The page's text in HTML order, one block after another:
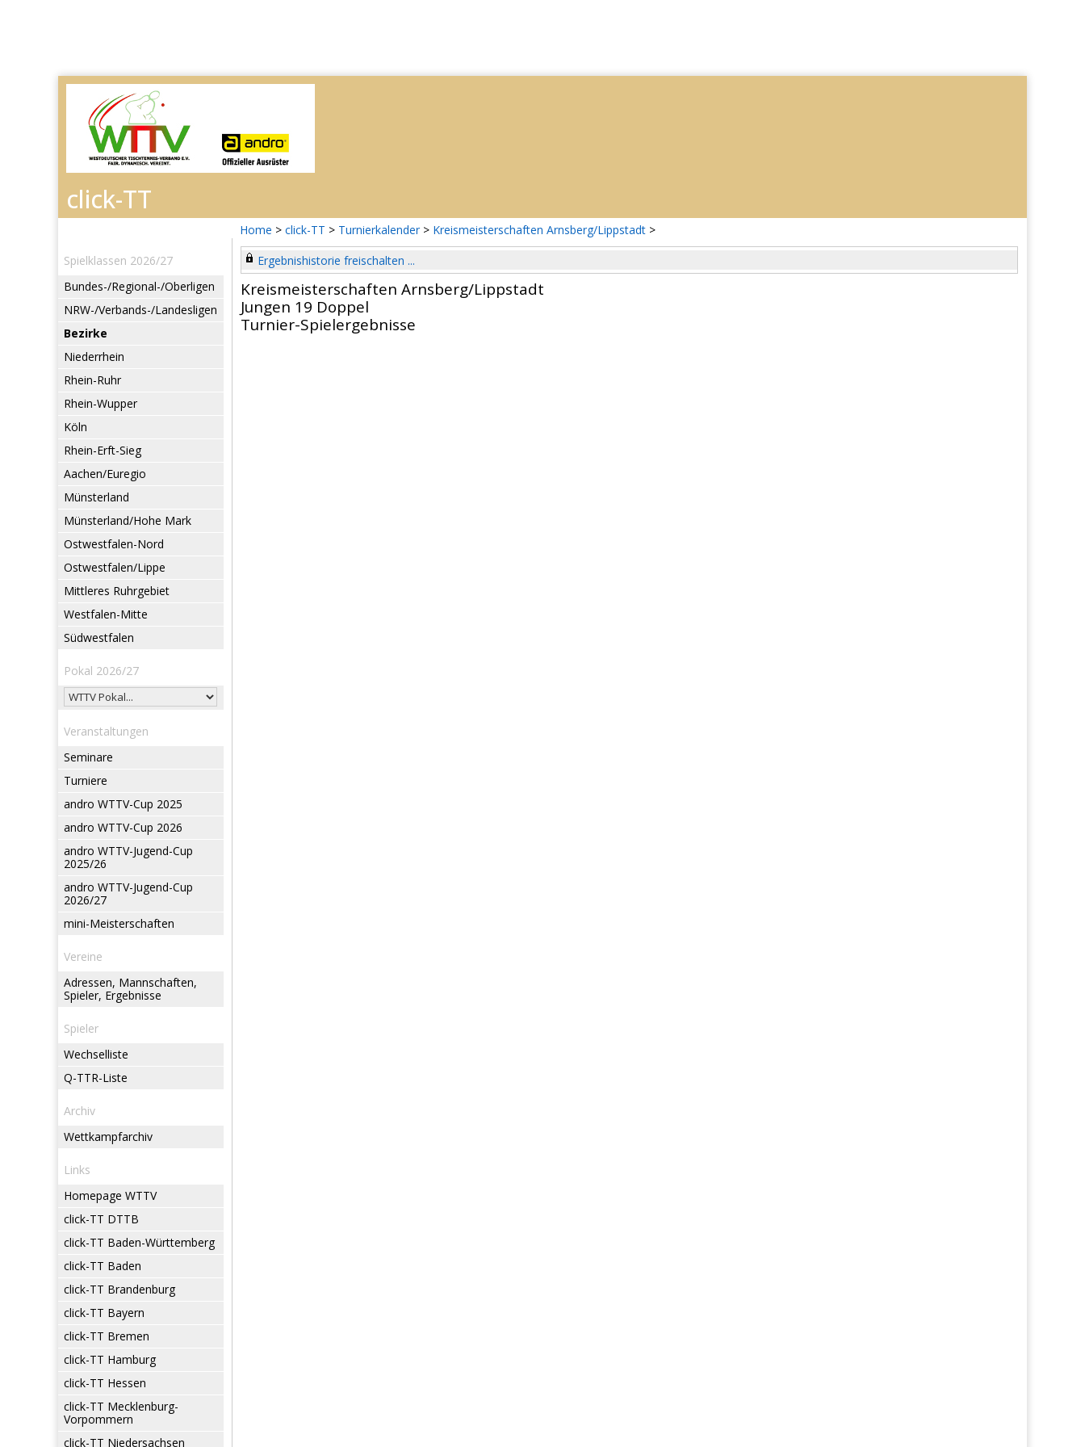
Home > click-TT > Turnierkalender > Kreismeisterschaften Arnsberg/Lippstadt >
Spielklassen 2026/27
Bundes-/Regional-/Oberligen
NRW-/Verbands-/Landesligen
Bezirke
Niederrhein
Rhein-Ruhr
Rhein-Wupper
Köln
Rhein-Erft-Sieg
Aachen/Euregio
Münsterland
Münsterland/Hohe Mark
Ostwestfalen-Nord
Ostwestfalen/Lippe
Mittleres Ruhrgebiet
Westfalen-Mitte
Südwestfalen
Pokal 2026/27
Veranstaltungen
Seminare
Turniere
andro WTTV-Cup 2025
andro WTTV-Cup 2026
andro WTTV-Jugend-Cup
2025/26
andro WTTV-Jugend-Cup
2026/27
mini-Meisterschaften
Vereine
Adressen, Mannschaften,
Spieler, Ergebnisse
Spieler
Wechselliste
Q-TTR-Liste
Archiv
Wettkampfarchiv
Links
Homepage WTTV
click-TT DTTB
click-TT Baden-Württemberg
click-TT Baden
click-TT Brandenburg
click-TT Bayern
click-TT Bremen
click-TT Hamburg
click-TT Hessen
click-TT Mecklenburg-
Vorpommern
click-TT Niedersachsen
Ergebnishistorie freischalten ...
Kreismeisterschaften Arnsberg/Lippstadt
Jungen 19 Doppel
Turnier-Spielergebnisse